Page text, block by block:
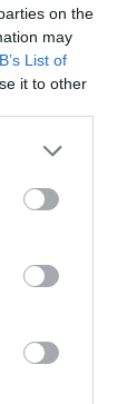
on the
may
List of
it to other
que les
la